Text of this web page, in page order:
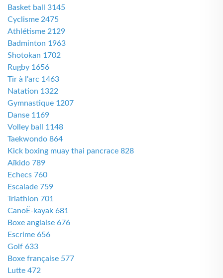
Basket ball 3145
Cyclisme 2475
Athlétisme 2129
Badminton 1963
Shotokan 1702
Rugby 1656
Tir à l'arc 1463
Natation 1322
Gymnastique 1207
Danse 1169
Volley ball 1148
Taekwondo 864
Kick boxing muay thai pancrace 828
Aïkido 789
Echecs 760
Escalade 759
Triathlon 701
CanoË-kayak 681
Boxe anglaise 676
Escrime 656
Golf 633
Boxe française 577
Lutte 472